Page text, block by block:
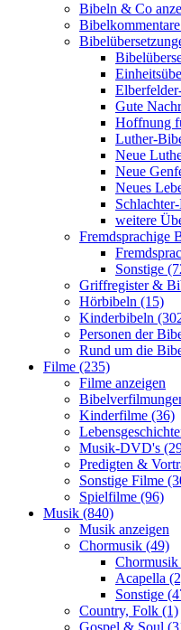
Bibeln & Co
Gute
Hoffnung
Luther-
Neue
Neue
Neues
weitere
Fremdsprachige
Sonstige
Griffregister &
Hörbibeln (15)
Kinderbibeln
Personen der
Rund um die
Filme (235)
Filme anzeigen
Kinderfilme (36)
Musik-DVD's
Predigten &
Sonstige Filme
Spielfilme (96)
Musik (840)
Musik anzeigen
Chormusik (49)
Chormusik
Acapella
Sonstige
Country, Folk (1)
Gospel & Soul